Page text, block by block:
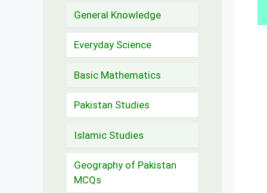
General Knowledge
Everyday Science
Basic Mathematics
Pakistan Studies
Islamic Studies
Geography of Pakistan
MCQs